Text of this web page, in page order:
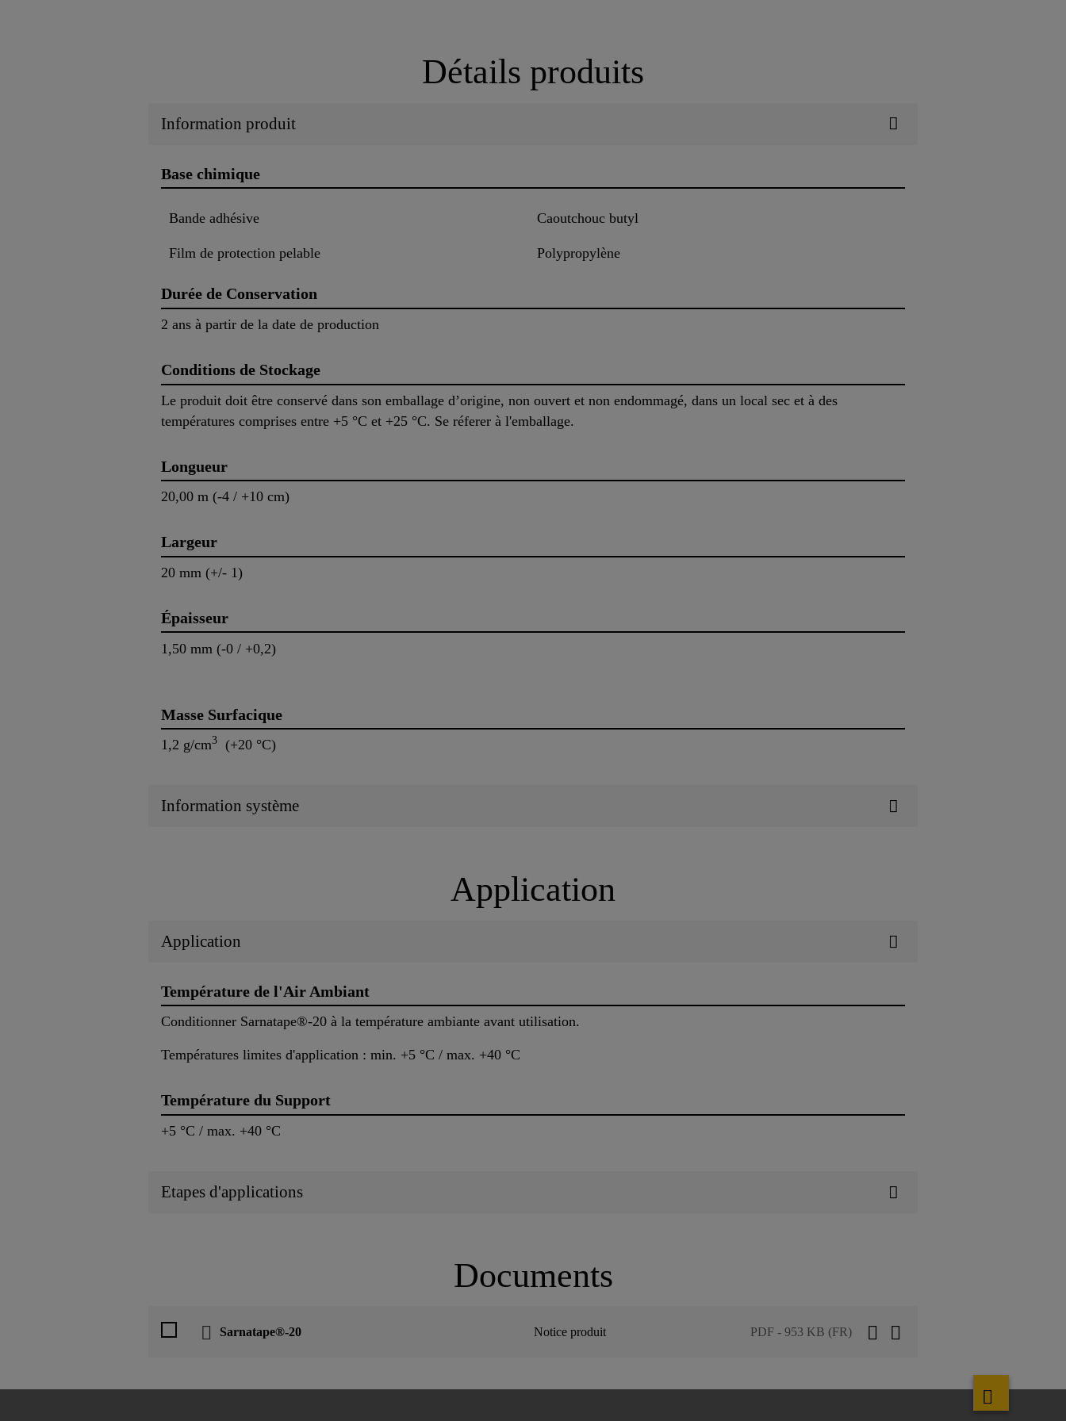
Détails produits
Information produit
Base chimique
Bande adhésive Caoutchouc butyl
Film de protection pelable Polypropylène
Durée de Conservation
2 ans à partir de la date de production
Conditions de Stockage
Le produit doit être conservé dans son emballage d’origine, non ouvert et non endommagé, dans un local sec et à des
températures comprises entre +5 °C et +25 °C. Se réferer à l'emballage.
Longueur
20,00 m (-4 / +10 cm)
Largeur
20 mm (+/- 1)
Épaisseur
1,50 mm (-0 / +0,2)
Masse Surfacique
1,2 g/cm3 (+20 °C)
Information système
Application
Application
Température de l'Air Ambiant
Conditionner Sarnatape®-20 à la température ambiante avant utilisation.
Températures limites d'application : min. +5 °C / max. +40 °C
Température du Support
+5 °C / max. +40 °C
Etapes d'applications
Documents
Sarnatape®-20 Notice produit PDF - 953 KB (FR)